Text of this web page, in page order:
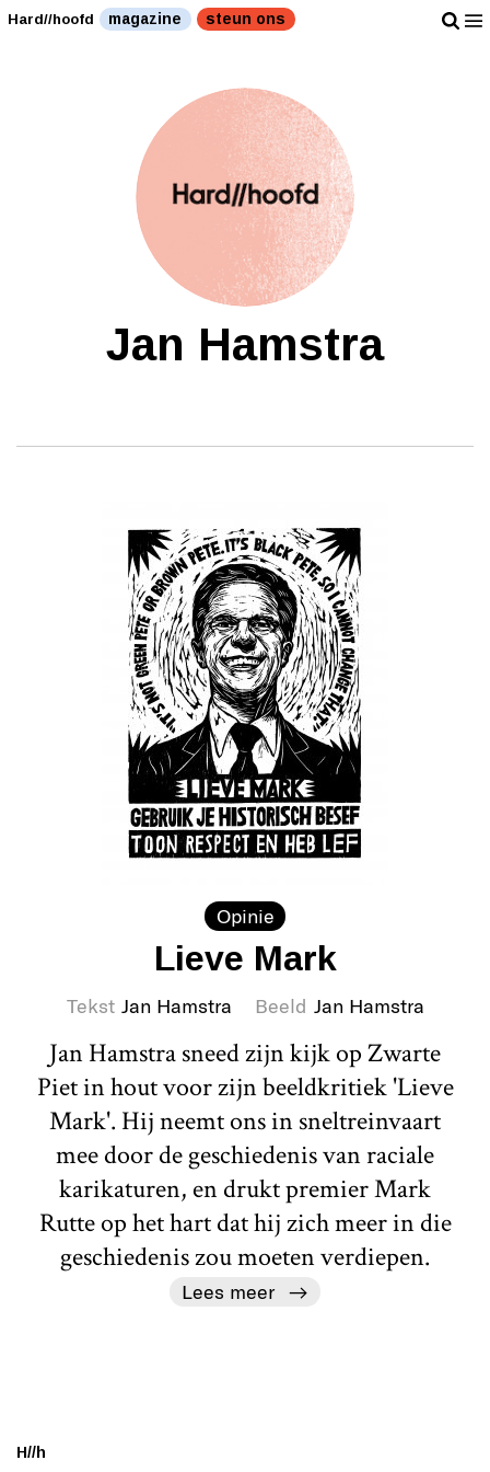
Hard//hoofd magazine steun ons
Jan Hamstra
Opinie
Lieve Mark
Tekst Jan Hamstra Beeld Jan Hamstra
Jan Hamstra sneed zijn kijk op Zwarte
Piet in hout voor zijn beeldkritiek 'Lieve
Mark'. Hij neemt ons in sneltreinvaart
mee door de geschiedenis van raciale
karikaturen, en drukt premier Mark
Rutte op het hart dat hij zich meer in die
geschiedenis zou moeten verdiepen.
Lees meer
H//h